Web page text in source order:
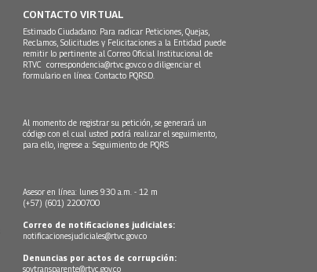
CONTACTO VIRTUAL
Estimado Ciudadano: Para radicar Peticiones, Quejas,
Reclamos, Solicitudes y Felicitaciones a la Entidad puede
remitir lo pertinente al Correo Oficial Institucional de
RTVC correspondencia@rtvc.gov.co o diligenciar el
formulario en línea: Contacto PQRSD.
Al momento de registrar su petición, se generará un
código con el cual usted podrá realizar el seguimiento,
para ello, ingrese a: Seguimiento de PQRS
Asesor en línea: lunes 9:30 a.m. - 12 m
(+57) (601) 2200700
Correo de notificaciones judiciales:
notificacionesjudiciales@rtvc.gov.co
Denuncias por actos de corrupción:
soytransparente@rtvc.gov.co